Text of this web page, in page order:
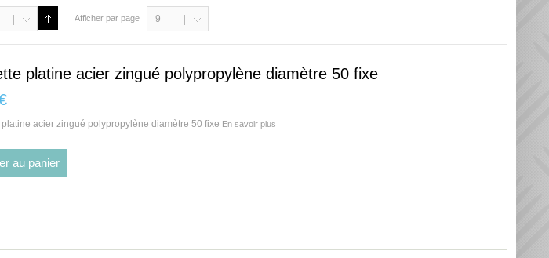
Afficher par page 9
platine acier zingué polypropylène diamètre 50 fixe
platine acier zingué polypropylène diamètre 50 fixe En savoir plus
au panier